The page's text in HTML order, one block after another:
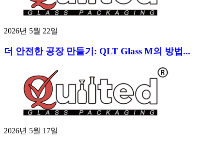
2026년 5월 22일
더 안전한 공장 만들기: QLT Glass M의 방법...
2026년 5월 17일